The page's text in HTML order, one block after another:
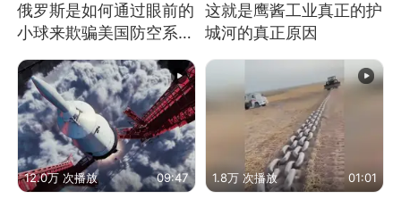
俄罗斯是如何通过眼前的
小球来欺骗美国防空系统
这就是鹰酱工业真正的护
城河的真正原因
12.0万 次播放 09:47 1.8万 次播放 01:01